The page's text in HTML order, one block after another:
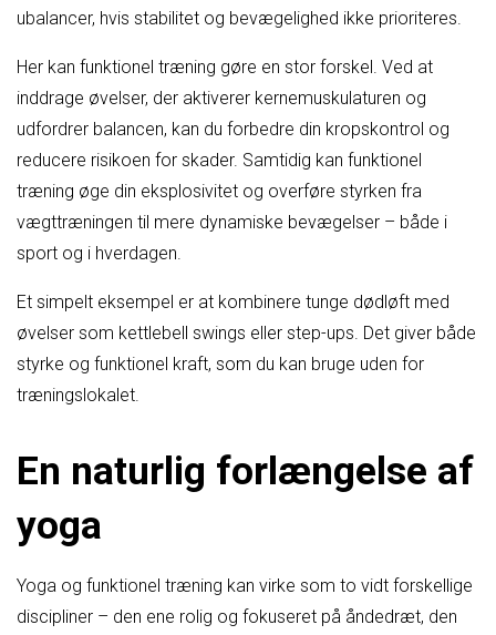
ubalancer, hvis stabilitet og bevægelighed ikke prioriteres.
Her kan funktionel træning gøre en stor forskel. Ved at
inddrage øvelser, der aktiverer kernemuskulaturen og
udfordrer balancen, kan du forbedre din kropskontrol og
reducere risikoen for skader. Samtidig kan funktionel
træning øge din eksplosivitet og overføre styrken fra
vægttræningen til mere dynamiske bevægelser – både i
sport og i hverdagen.
Et simpelt eksempel er at kombinere tunge dødløft med
øvelser som kettlebell swings eller step-ups. Det giver både
styrke og funktionel kraft, som du kan bruge uden for
træningslokalet.
En naturlig forlængelse af
yoga
Yoga og funktionel træning kan virke som to vidt forskellige
discipliner – den ene rolig og fokuseret på åndedræt, den